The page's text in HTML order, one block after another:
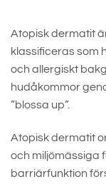
Atopisk dermatit
klassificeras som
och allergiskt
hudåkommor
”blossa up”.
Atopisk dermatit
och miljömässiga
barriärfunktion